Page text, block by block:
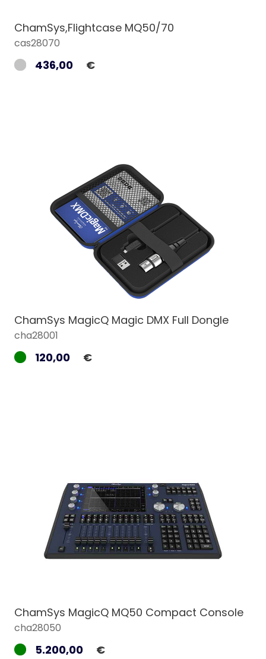
ChamSys,Flightcase MQ50/70
cas28070
436,00 €
ChamSys MagicQ Magic DMX Full Dongle
cha28001
120,00 €
ChamSys MagicQ MQ50 Compact Console
cha28050
5.200,00 €